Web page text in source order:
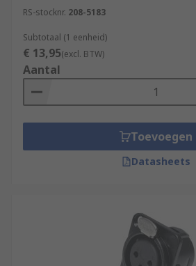
RS-stocknr. 208-5183
Subtotaal (1 eenheid)
€ 13,95(excl. BTW)
Aantal
Toevoegen
Datasheets